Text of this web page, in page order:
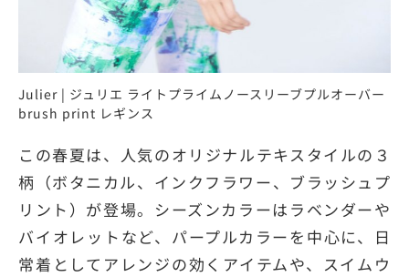
Julier | ジュリエ ライトプライムノースリーブプルオーバー
brush print レギンス
この春夏は、人気のオリジナルテキスタイルの３
柄（ボタニカル、インクフラワー、ブラッシュプ
リント）が登場。シーズンカラーはラベンダーや
バイオレットなど、パープルカラーを中心に、日
常着としてアレンジの効くアイテムや、スイムウ